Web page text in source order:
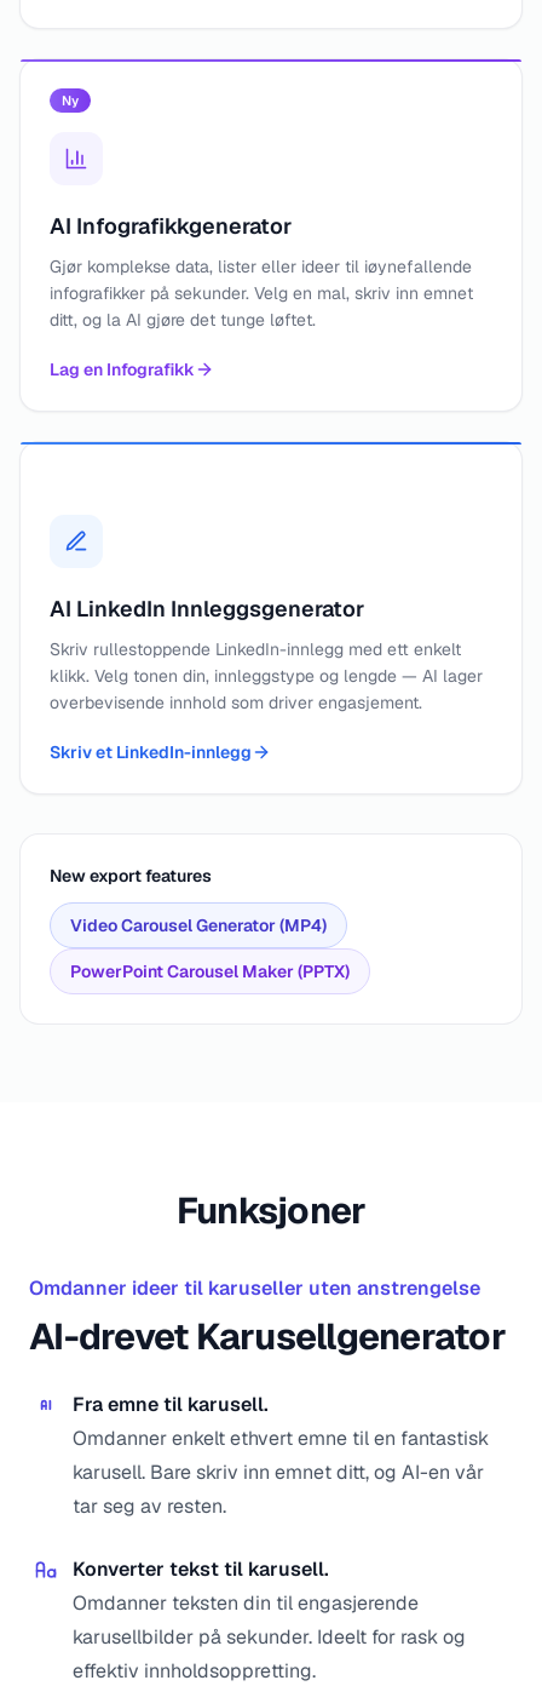
Ny
AI Infografikkgenerator
Gjør komplekse data, lister eller ideer til iøynefallende
infografikker på sekunder. Velg en mal, skriv inn emnet
ditt, og la AI gjøre det tunge løftet.
Lag en Infografikk
AI LinkedIn Innleggsgenerator
Skriv rullestoppende LinkedIn-innlegg med ett enkelt
klikk. Velg tonen din, innleggstype og lengde — AI lager
overbevisende innhold som driver engasjement.
Skriv et LinkedIn-innlegg
New export features
Video Carousel Generator (MP4)
PowerPoint Carousel Maker (PPTX)
Funksjoner
Omdanner ideer til karuseller uten anstrengelse
AI-drevet Karusellgenerator
Fra emne til karusell.
Omdanner enkelt ethvert emne til en fantastisk
karusell. Bare skriv inn emnet ditt, og AI-en vår
tar seg av resten.
Konverter tekst til karusell.
Omdanner teksten din til engasjerende
karusellbilder på sekunder. Ideelt for rask og
effektiv innholdsoppretting.